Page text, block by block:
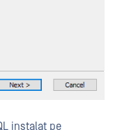
instalat pe